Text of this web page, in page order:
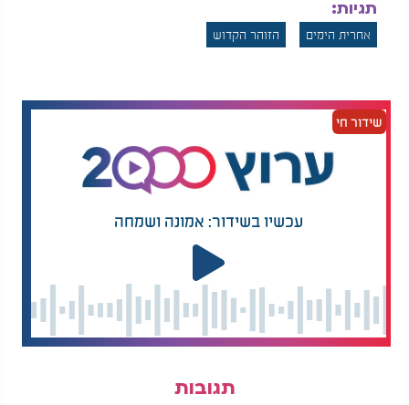
תגיות:
אחרית הימים הזוהר הקדוש
שידור חי
עכשיו בשידור: אמונה ושמחה
תגובות